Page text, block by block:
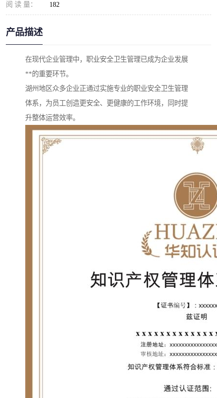
阅 读 量： 182
产品描述
在现代企业管理中，职业安全卫生管理已成为企业发展
**的重要环节。
湖州地区众多企业正通过实施专业的职业安全卫生管理
体系，为员工创造更安全、更健康的工作环境，同时提
升整体运营效率。